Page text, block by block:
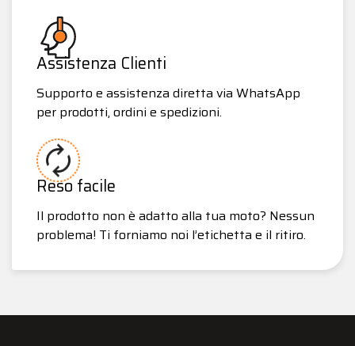
Assistenza Clienti
Supporto e assistenza diretta via WhatsApp
per prodotti, ordini e spedizioni.
Reso facile
Il prodotto non è adatto alla tua moto? Nessun
problema! Ti forniamo noi l’etichetta e il ritiro.